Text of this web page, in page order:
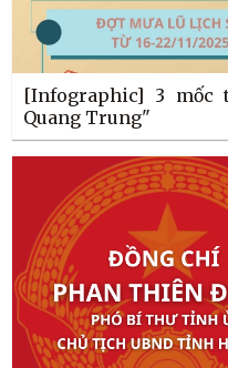
[Infographic] 3 mốc
Quang Trung"